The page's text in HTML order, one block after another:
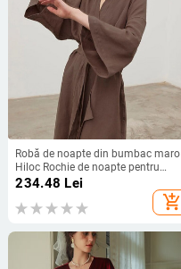
Robă de noapte din bumbac maro
Hiloc Rochie de noapte pentru
femei cu mâneci trei sferturi Rochie
de noapte elegantă pentru femei
Peignoir
234.48 Lei
add_shopping_cart